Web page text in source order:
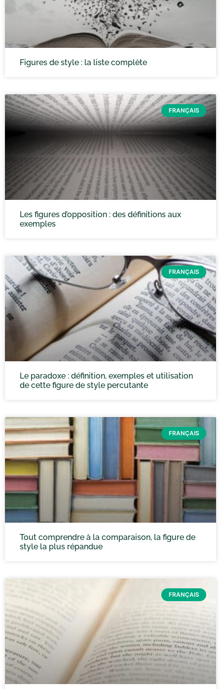
Figures de style : la liste complète
FRANÇAIS
Les figures d’opposition : des définitions aux
exemples
FRANÇAIS
Le paradoxe : définition, exemples et utilisation
de cette figure de style percutante
FRANÇAIS
Tout comprendre à la comparaison, la figure de
style la plus répandue
FRANÇAIS